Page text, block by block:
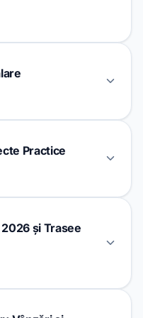
de
Datelor în
în
55 min
și Adopția AI
55 min
a
55 min
Practice
pentru
ți
și Trasee